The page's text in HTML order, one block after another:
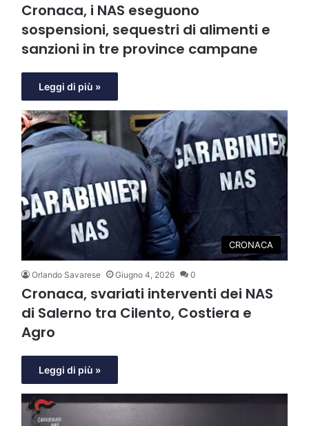
Cronaca, i NAS eseguono
sospensioni, sequestri di alimenti e
sanzioni in tre province campane
Leggi di più »
CRONACA
Orlando Savarese Giugno 4, 2026 0
Cronaca, svariati interventi dei NAS
di Salerno tra Cilento, Costiera e
Agro
Leggi di più »